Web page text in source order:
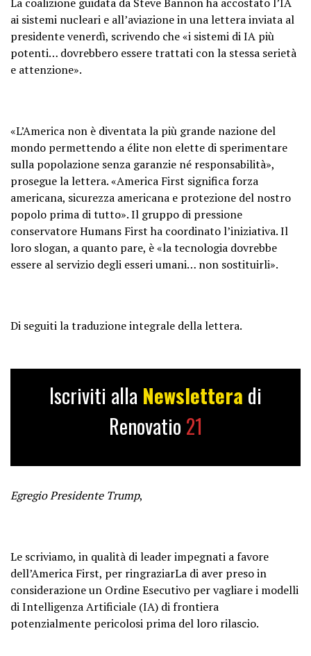
ai sistemi nucleari e all’aviazione in una lettera inviata al
presidente venerdì, scrivendo che «i sistemi di IA più
potenti… dovrebbero essere trattati con la stessa serietà
e attenzione».
«L’America non è diventata la più grande nazione del
mondo permettendo a élite non elette di sperimentare
sulla popolazione senza garanzie né responsabilità»,
prosegue la lettera. «America First significa forza
americana, sicurezza americana e protezione del nostro
popolo prima di tutto». Il gruppo di pressione
conservatore Humans First ha coordinato l’iniziativa. Il
loro slogan, a quanto pare, è «la tecnologia dovrebbe
essere al servizio degli esseri umani… non sostituirli».
Di seguiti la traduzione integrale della lettera.
Iscriviti alla Newslettera di
Renovatio 21
Egregio Presidente Trump,
Le scriviamo, in qualità di leader impegnati a favore
dell’America First, per ringraziarLa di aver preso in
considerazione un Ordine Esecutivo per vagliare i modelli
di Intelligenza Artificiale (IA) di frontiera
potenzialmente pericolosi prima del loro rilascio.